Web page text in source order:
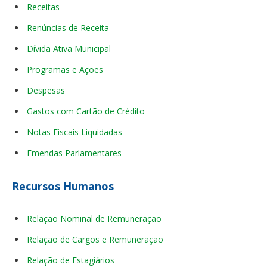
Receitas
Renúncias de Receita
Dívida Ativa Municipal
Programas e Ações
Despesas
Gastos com Cartão de Crédito
Notas Fiscais Liquidadas
Emendas Parlamentares
Recursos Humanos
Relação Nominal de Remuneração
Relação de Cargos e Remuneração
Relação de Estagiários